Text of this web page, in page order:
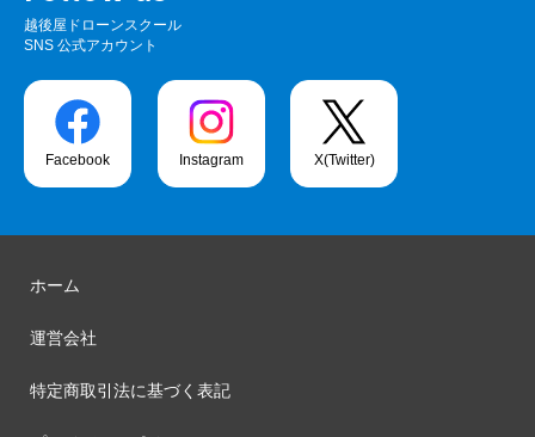
越後屋ドローンスクール
SNS 公式アカウント
Facebook Instagram X(Twitter)
ホーム
運営会社
特定商取引法に基づく表記